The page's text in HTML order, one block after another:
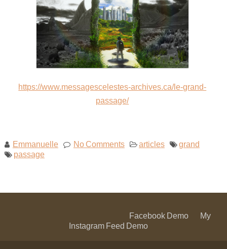
https://www.messagescelestes-archives.ca/le-grand-
passage/
Emmanuelle No Comments articles
grand
passage
Facebook Demo
My
Instagram Feed Demo